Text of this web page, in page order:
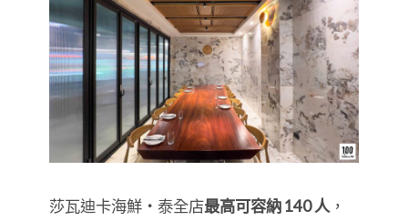
莎瓦迪卡海鮮・泰全店最高可容納 140 人 ，